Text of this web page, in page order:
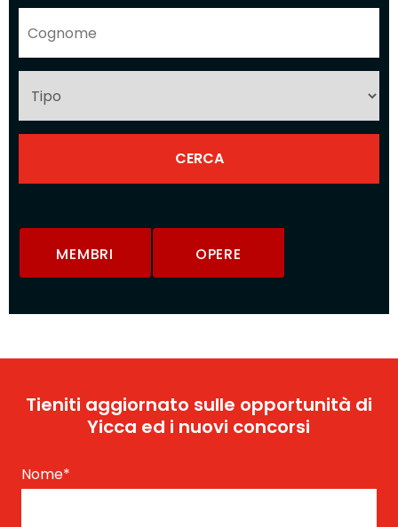
MEMBRI OPERE
Tieniti aggiornato sulle opportunità di
Yicca ed i nuovi concorsi
Nome*